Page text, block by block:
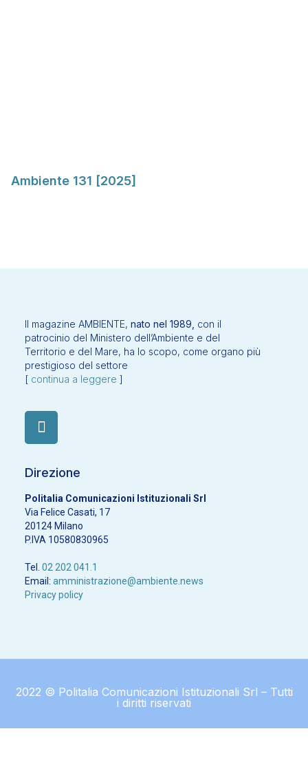
Ambiente 131 [2025]
Il magazine AMBIENTE, nato nel 1989, con il
patrocinio del Ministero dell’Ambiente e del
Territorio e del Mare, ha lo scopo, come organo più
prestigioso del settore
[ continua a leggere ]
Direzione
Politalia Comunicazioni Istituzionali Srl
Via Felice Casati, 17
20124 Milano
P.IVA 10580830965
Tel. 02 202 041.1
Email: amministrazione@ambiente.news
Privacy policy
2022 © Politalia Comunicazioni Istituzionali Srl – Tutti
i diritti riservati